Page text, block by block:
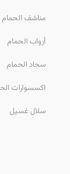
مناشف الحمام
أرواب الحمام
سجاد الحمام
اكسسوارات
سلال غسيل